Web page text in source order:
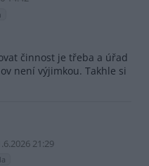
činnost je třeba a úřad
není výjimkou. Takhle si
21:29